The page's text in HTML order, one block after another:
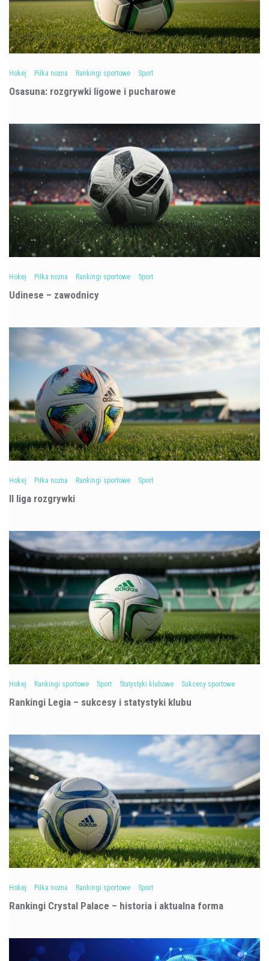
Hokej Piłka nożna Rankingi sportowe Sport
Osasuna: rozgrywki ligowe i pucharowe
Hokej Piłka nożna Rankingi sportowe Sport
Udinese – zawodnicy
Hokej Piłka nożna Rankingi sportowe Sport
II liga rozgrywki
Hokej Rankingi sportowe Sport Statystyki klubowe Sukcesy sportowe
Rankingi Legia – sukcesy i statystyki klubu
Hokej Piłka nożna Rankingi sportowe Sport
Rankingi Crystal Palace – historia i aktualna forma